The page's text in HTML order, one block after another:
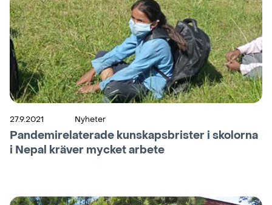
27.9.2021 Nyheter
Pandemirelaterade kunskapsbrister i skolorna
i Nepal kräver mycket arbete